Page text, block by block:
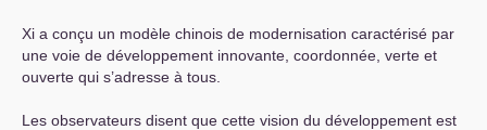
Xi a conçu un modèle chinois de modernisation caractérisé par
une voie de développement innovante, coordonnée, verte et
ouverte qui s’adresse à tous.
Les observateurs disent que cette vision du développement est